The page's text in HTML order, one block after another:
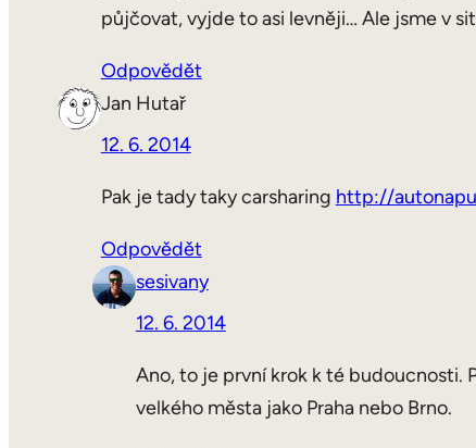
půjčovat, vyjde to asi levněji… Ale jsme v
Odpovědět
Jan Hutař
12. 6. 2014
Pak je tady taky carsharing http://
Odpovědět
sesivany
12. 6. 2014
Ano, to je první krok k té budoucnosti.
velkého města jako Praha nebo Brno.